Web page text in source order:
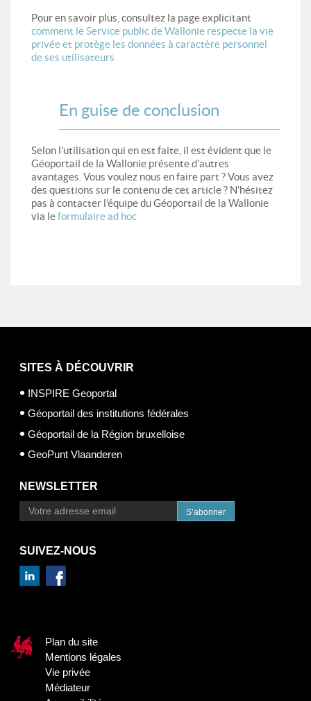
Pour en savoir plus, consultez la page explicitant
comment le Service public de Wallonie respecte la vie
privée et protège les données à caractère personnel
de ses utilisateurs
En guise de conclusion
Selon l’utilisation qui en est faite, il est évident que le
Géoportail de la Wallonie présente d’autres
avantages. Vous voulez nous en faire part ? Vous avez
des questions sur le contenu de cet article ? N’hésitez
pas à contacter l’équipe du Géoportail de la Wallonie
via leformulaire ad hoc
SITES À DÉCOUVRIR
INSPIRE Geoportal
Géoportail des institutions fédérales
Géoportail de la Région bruxelloise
GeoPunt Vlaanderen
NEWSLETTER
S’abonner
SUIVEZ-NOUS
Plan du site
Mentions légales
Vie privée
Médiateur